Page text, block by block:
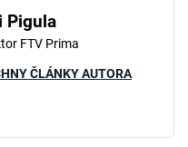
Pigula
FTV Prima
ČLÁNKY AUTORA